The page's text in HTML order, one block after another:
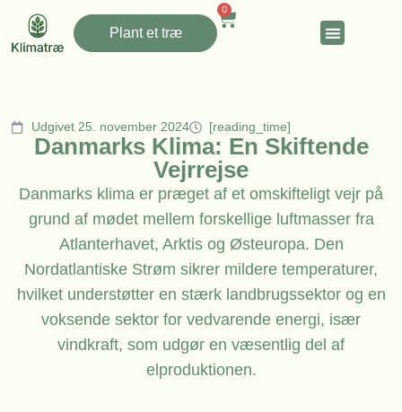
Plant et træ
0
Udgivet 25. november 2024 [reading_time]
Danmarks Klima: En Skiftende
Vejrrejse
Danmarks klima er præget af et omskifteligt vejr på
grund af mødet mellem forskellige luftmasser fra
Atlanterhavet, Arktis og Østeuropa. Den
Nordatlantiske Strøm sikrer mildere temperaturer,
hvilket understøtter en stærk landbrugssektor og en
voksende sektor for vedvarende energi, især
vindkraft, som udgør en væsentlig del af
elproduktionen.